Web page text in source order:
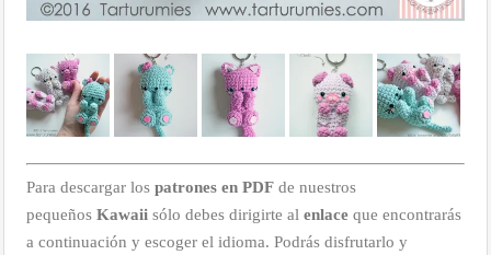
Para descargar los patrones en PDF de nuestros
pequeños Kawaii sólo debes dirigirte al enlace que encontrarás
a continuación y escoger el idioma. Podrás disfrutarlo y